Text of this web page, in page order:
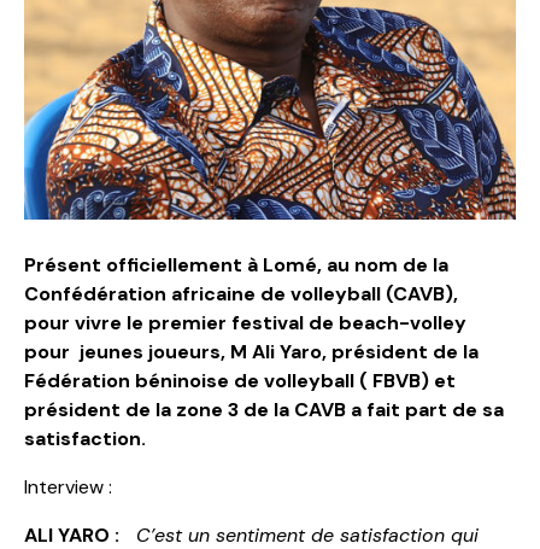
Présent officiellement à Lomé, au nom de la
Confédération africaine de volleyball (CAVB),
pour vivre le premier festival de beach-volley
pour jeunes joueurs, M Ali Yaro, président de la
Fédération béninoise de volleyball ( FBVB) et
président de la zone 3 de la CAVB a fait part de sa
satisfaction.
Interview :
ALI YARO :
C’est un sentiment de satisfaction qui